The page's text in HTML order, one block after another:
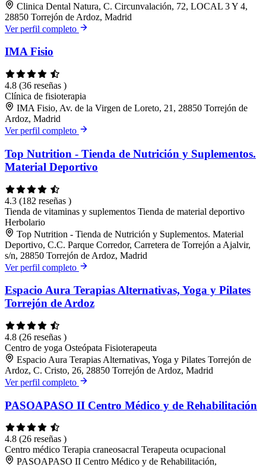
Clinica Dental Natura, C. Circunvalación, 72, LOCAL 3 Y 4,
28850 Torrejón de Ardoz, Madrid
Ver perfil completo
IMA Fisio
4.8 (36 reseñas )
Clínica de fisioterapia
IMA Fisio, Av. de la Virgen de Loreto, 21, 28850 Torrejón de
Ardoz, Madrid
Ver perfil completo
Top Nutrition - Tienda de Nutrición y Suplementos.
Material Deportivo
4.3 (182 reseñas )
Tienda de vitaminas y suplementos Tienda de material deportivo
Herbolario
Top Nutrition - Tienda de Nutrición y Suplementos. Material
Deportivo, C.C. Parque Corredor, Carretera de Torrejón a Ajalvir,
s/n, 28850 Torrejón de Ardoz, Madrid
Ver perfil completo
Espacio Aura Terapias Alternativas, Yoga y Pilates
Torrejón de Ardoz
4.8 (26 reseñas )
Centro de yoga Osteópata Fisioterapeuta
Espacio Aura Terapias Alternativas, Yoga y Pilates Torrejón de
Ardoz, C. Cristo, 26, 28850 Torrejón de Ardoz, Madrid
Ver perfil completo
PASOAPASO II Centro Médico y de Rehabilitación
4.8 (26 reseñas )
Centro médico Terapia craneosacral Terapeuta ocupacional
PASOAPASO II Centro Médico y de Rehabilitación,